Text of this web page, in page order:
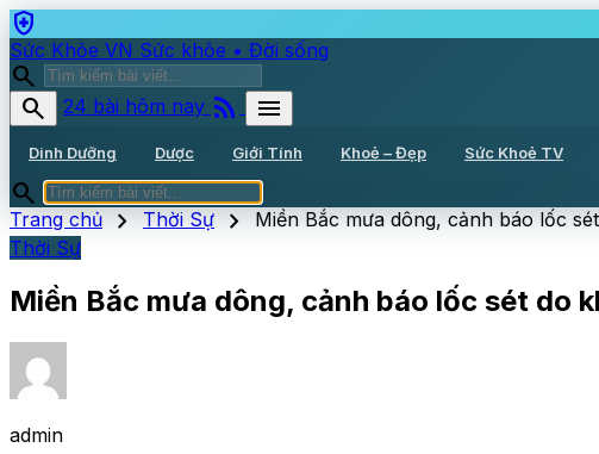
health_and_safety
Sức Khỏe VN Sức khỏe • Đời sống
search
search
24 bài hôm nay rss_feed menu
Dinh Dưỡng Dược Giới Tính Khoẻ – Đẹp Sức Khoẻ TV
search
Trang chủ chevron_right Thời Sự chevron_right Miền Bắc mưa dông, cảnh báo lốc
Thời Sự
Miền Bắc mưa dông, cảnh báo lốc sét do
admin